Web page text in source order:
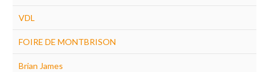
VDL
FOIRE DE MONTBRISON
Brian James